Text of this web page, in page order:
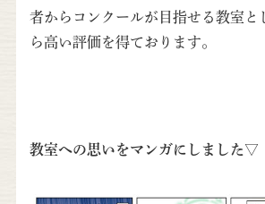
者からコンクールが目指せる教室と
ら高い評価を得ております。
教室への思いをマンガにしました▽